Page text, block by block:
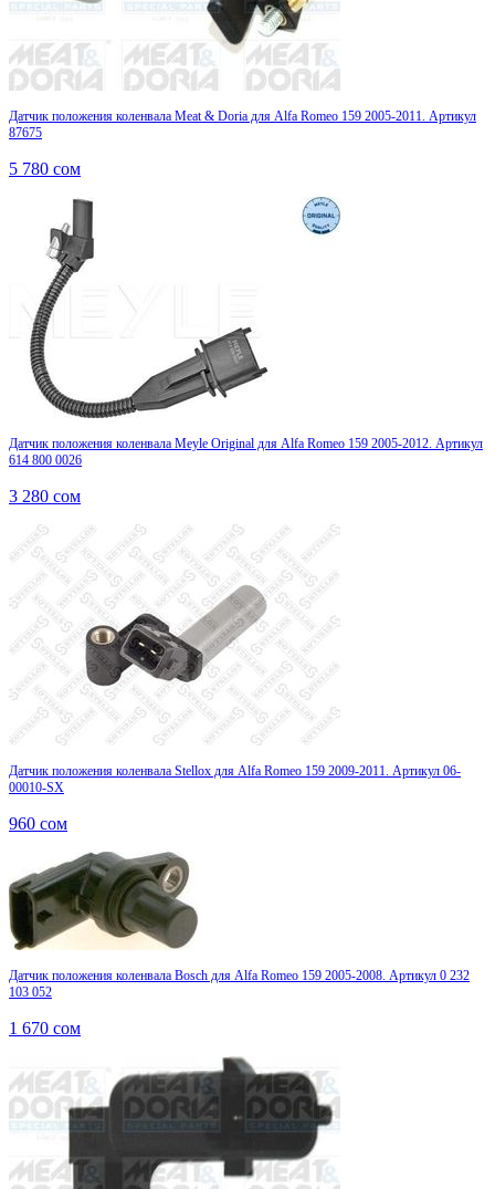
Датчик положения коленвала Meat & Doria для Alfa Romeo 159 2005-2011. Артикул
87675
5 780 сом
Датчик положения коленвала Meyle Original для Alfa Romeo 159 2005-2012. Артикул
614 800 0026
3 280 сом
Датчик положения коленвала Stellox для Alfa Romeo 159 2009-2011. Артикул 06-
00010-SX
960 сом
Датчик положения коленвала Bosch для Alfa Romeo 159 2005-2008. Артикул 0 232
103 052
1 670 сом